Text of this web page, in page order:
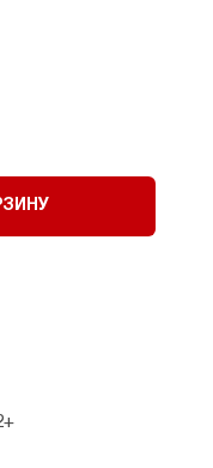
вымысел, —
и стали
свободе